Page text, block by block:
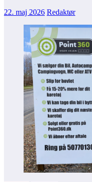
22. maj 2026 Redaktør